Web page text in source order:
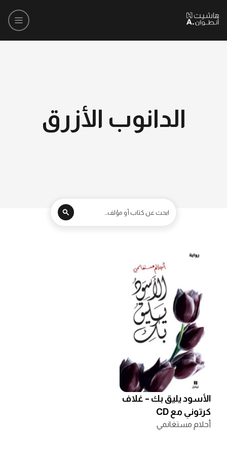
الدانوب الأزرق
الأسود يليق بك – غلاف
كرتوني مع CD
موسيقي
أحلام مستغانمي